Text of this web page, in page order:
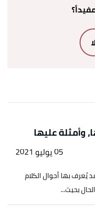
300. بتصرّف.
،الديوان
والبديع،
في البيان
وأمثلة عليها
05 يوليو 2021
بها أحوال الكلام
بحيث...